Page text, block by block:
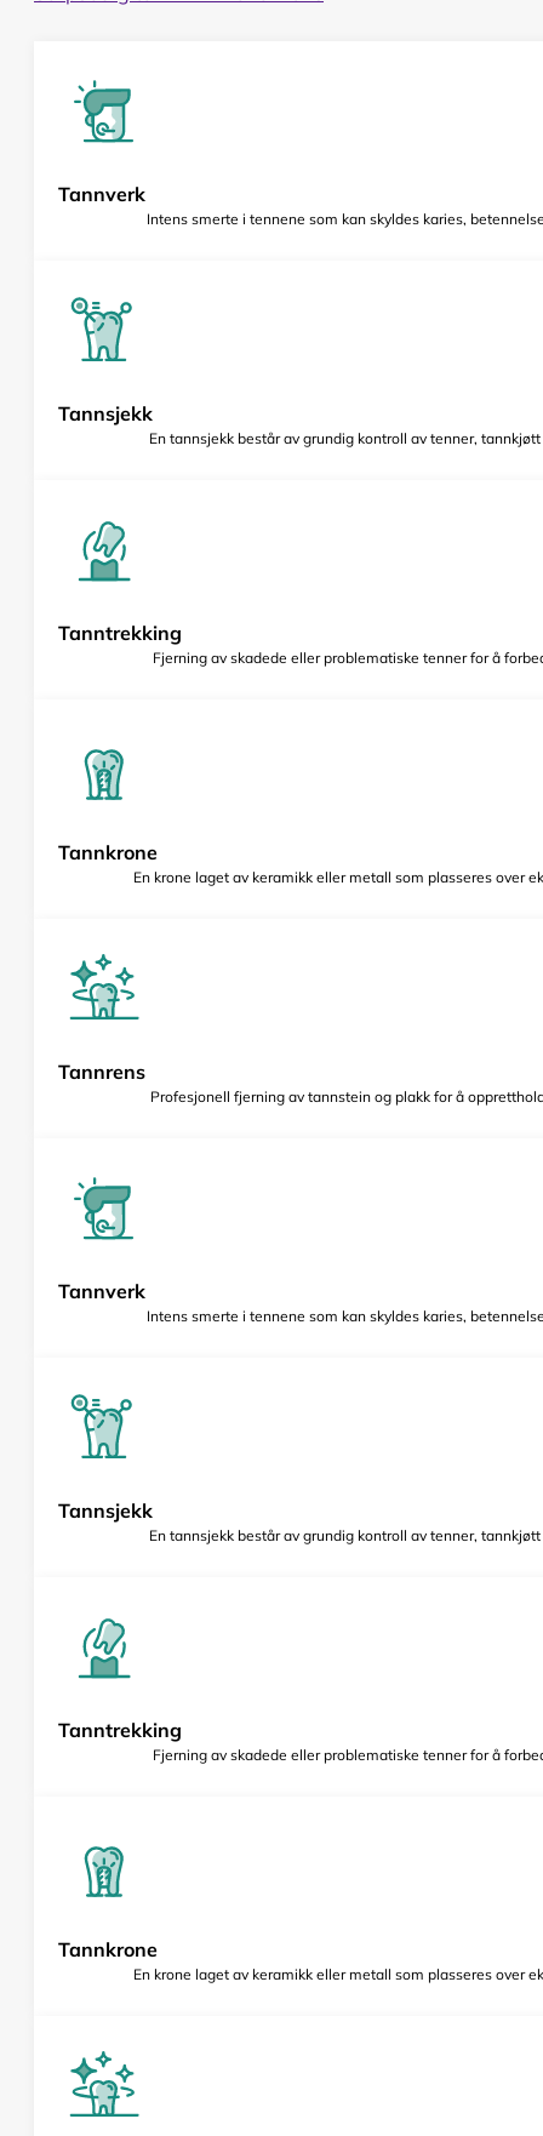
Tannverk
Intens smerte i tennene som kan skyldes karies,
Tannsjekk
En tannsjekk består av grundig kontroll av tenner,
Tanntrekking
Fjerning av skadede eller problematiske tenner for å
Tannkrone
En krone laget av keramikk eller metall som plasseres over
Tannrens
Profesjonell fjerning av tannstein og plakk for å
Tannverk
Intens smerte i tennene som kan skyldes karies,
Tannsjekk
En tannsjekk består av grundig kontroll av tenner,
Tanntrekking
Fjerning av skadede eller problematiske tenner for å
Tannkrone
En krone laget av keramikk eller metall som plasseres over